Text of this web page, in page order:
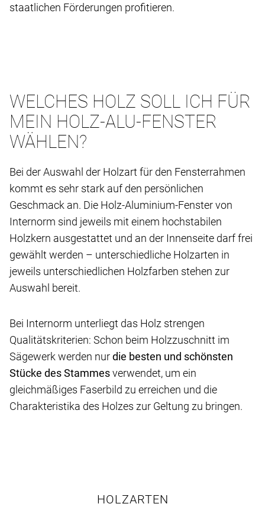
staatlichen Förderungen profitieren.
WELCHES HOLZ SOLL ICH FÜR
MEIN HOLZ-ALU-FENSTER
WÄHLEN?
Bei der Auswahl der Holzart für den Fensterrahmen
kommt es sehr stark auf den persönlichen
Geschmack an. Die Holz-Aluminium-Fenster von
Internorm sind jeweils mit einem hochstabilen
Holzkern ausgestattet und an der Innenseite darf frei
gewählt werden – unterschiedliche Holzarten in
jeweils unterschiedlichen Holzfarben stehen zur
Auswahl bereit.
Bei Internorm unterliegt das Holz strengen
Qualitätskriterien: Schon beim Holzzuschnitt im
Sägewerk werden nurdie besten und schönsten
Stücke des Stammesverwendet, um ein
gleichmäßiges Faserbild zu erreichen und die
Charakteristika des Holzes zur Geltung zu bringen.
HOLZARTEN